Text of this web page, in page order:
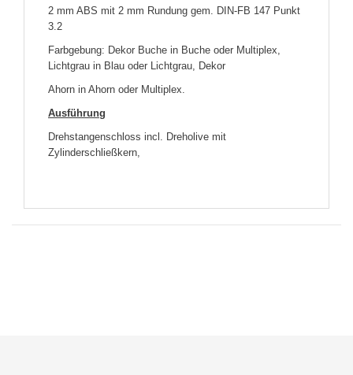
2 mm ABS mit 2 mm Rundung gem. DIN-FB 147 Punkt
3.2
Farbgebung: Dekor Buche in Buche oder Multiplex,
Lichtgrau in Blau oder Lichtgrau, Dekor
Ahorn in Ahorn oder Multiplex.
Ausführung
Drehstangenschloss incl. Dreholive mit
Zylinderschließkern,